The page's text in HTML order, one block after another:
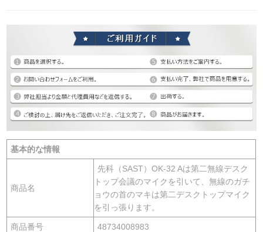
基本的な情報
商品名
先科（SAST）OK-32 Aは第二無線デスク
トップ会議のマイクを引いて、無線のガチ
ョウの首のマキは第二デスクトップマイク
を引っ張ります。
商品番号 48734008983